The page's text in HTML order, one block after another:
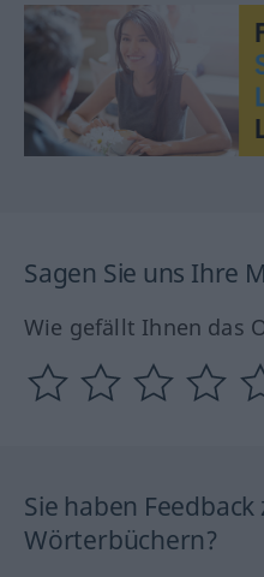
Sagen Sie uns Ihre
Wie gefällt Ihnen das
Sie haben
Wörterbüchern?